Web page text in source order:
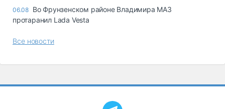
06.08 Во Фрунзенском районе Владимира МАЗ
протаранил Lada Vesta
Все новости